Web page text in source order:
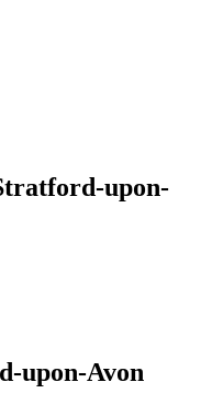
upon-
upon-Avon